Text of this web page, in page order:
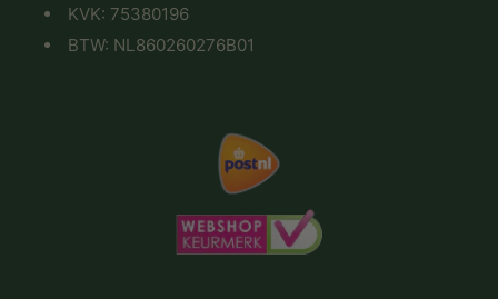
KVK: 75380196
BTW: NL860260276B01